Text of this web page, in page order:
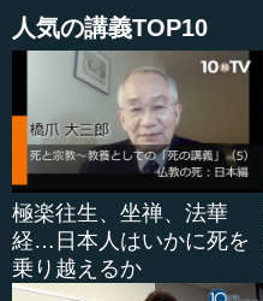
人気の講義TOP10
極楽往生、坐禅、法華
経…日本人はいかに死を
乗り越えるか